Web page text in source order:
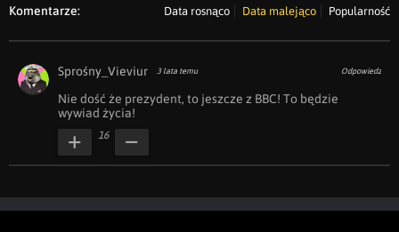
Komentarze: Data rosnąco Data malejąco Popularność
Sprośny_Vieviur 3 lata temu Odpowiedz
Nie dość że prezydent, to jeszcze z BBC! To będzie
wywiad życia!
16